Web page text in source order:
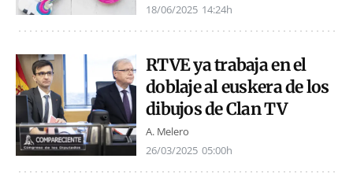
18/06/2025 14:24h
RTVE ya trabaja en el
doblaje al euskera de los
dibujos de Clan TV
A. Melero
26/03/2025 05:00h